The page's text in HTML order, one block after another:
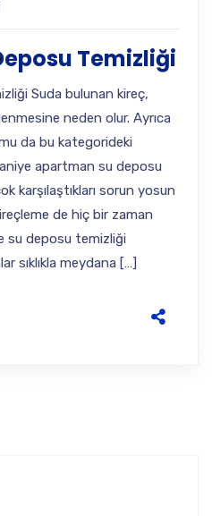
Temizliği
Suda bulunan kireç,
neden olur. Ayrıca
da bu kategorideki
apartman su deposu
karşılaştıkları sorun yosun
de hiç bir zaman
su deposu temizliği
sıklıkla meydana […]